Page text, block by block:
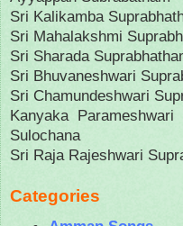
Sri Kalikamba
Sri Mahalakshmi
Sri Sharada
Sri Bhuvaneshwari
Sri Chamundeshwari
Kanyaka
Sulochana
Sri Raja Rajeshwari
Categories